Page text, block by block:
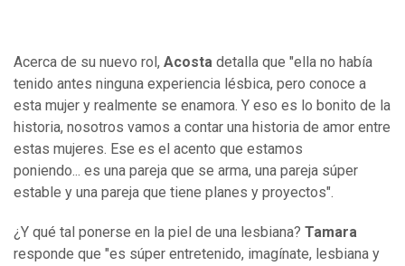
Acerca de su nuevo rol, Acosta detalla que "ella no había
tenido antes ninguna experiencia lésbica, pero conoce a
esta mujer y realmente se enamora. Y eso es lo bonito de la
historia, nosotros vamos a contar una historia de amor entre
estas mujeres. Ese es el acento que estamos
poniendo... es una pareja que se arma, una pareja súper
estable y una pareja que tiene planes y proyectos".
¿Y qué tal ponerse en la piel de una lesbiana? Tamara
responde que "es súper entretenido, imagínate, lesbiana y